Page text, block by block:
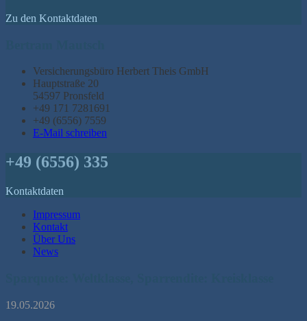
Zu den Kontaktdaten
Versicherungsbüro Herbert Theis GmbH
Hauptstraße 20
54597 Pronsfeld
+49 171 7281691
+49 (6556) 7559
E-Mail schreiben
+49 (6556) 335
Kontaktdaten
Impressum
Kontakt
Über Uns
News
19.05.2026